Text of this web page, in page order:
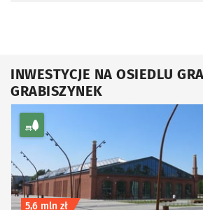
INWESTYCJE NA OSIEDLU
GRABISZYNEK
kategoria Zieleń
Koszt inwestycji
5,6 mln zł